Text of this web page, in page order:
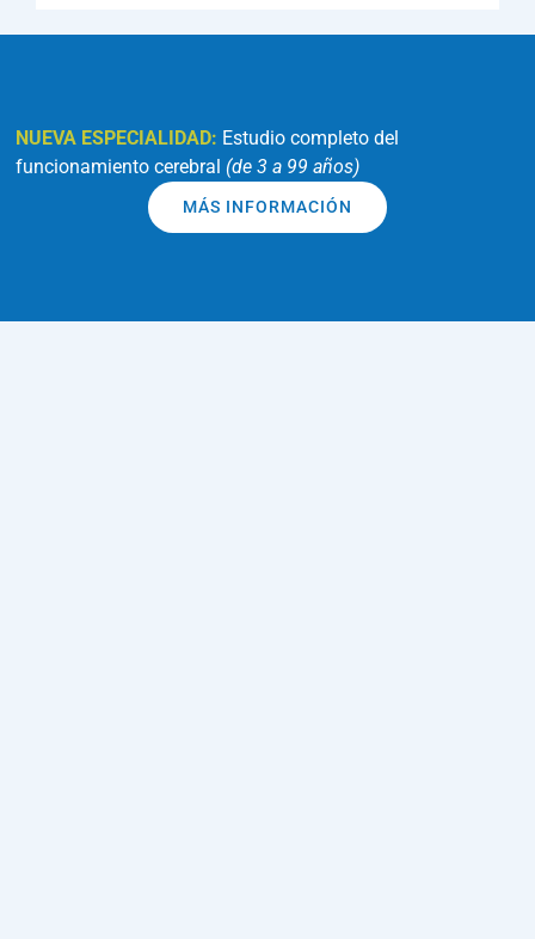
NUEVA ESPECIALIDAD: Estudio completo del
funcionamiento cerebral (de 3 a 99 años)
MÁS INFORMACIÓN